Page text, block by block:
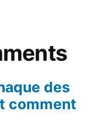
des
comment